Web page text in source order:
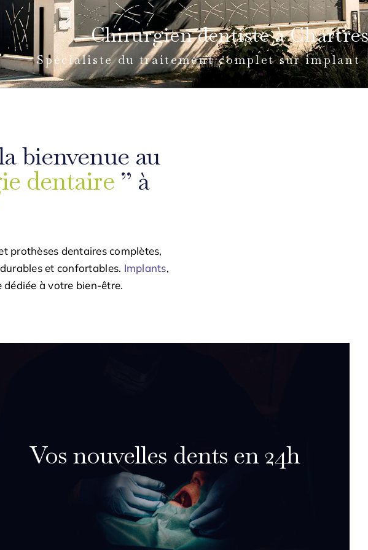
Chirurgien dentiste à
Spécialiste du traitement complet sur implant
bienvenue au
dentaire” à
prothèses dentaires complètes,
et confortables. Implants,
dédiée à votre bien-être.
Vos nouvelles dents en 24h